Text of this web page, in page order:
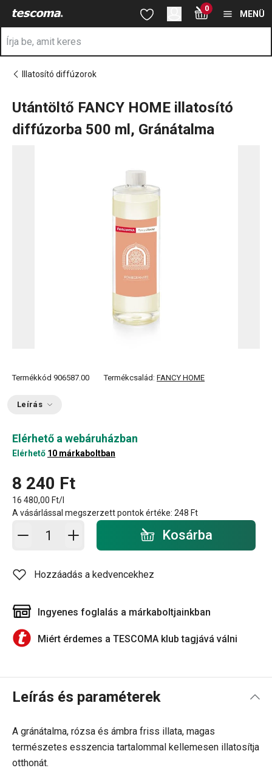
A Utántöltő FANCY HOME illatosító diffúzorba 500 ml,
Ugrás a fő tartalomhoz
Ugrás a kereséshez
Ugrás a navigációhoz 0
MENÜ
Illatosító diffúzorok
Utántöltő FANCY HOME illatosító
diffúzorba 500 ml, Gránátalma
Termékkód 906587.00 Termékcsalád: FANCY HOME
Leírás
Elérhető a webáruházban
Elérhető 10 márkaboltban
8 240 Ft
16 480,00 Ft/l
A vásárlással megszerzett pontok értéke: 248 Ft
Kosárba - mennyiség Kosárba
Hozzáadás a kedvencekhez
Ingyenes foglalás a márkaboltjainkban
Miért érdemes a TESCOMA klub tagjává válni
Leírás és paraméterek
A gránátalma, rózsa és ámbra friss illata, magas
természetes esszencia tartalommal kellemesen illatosítja
otthonát.